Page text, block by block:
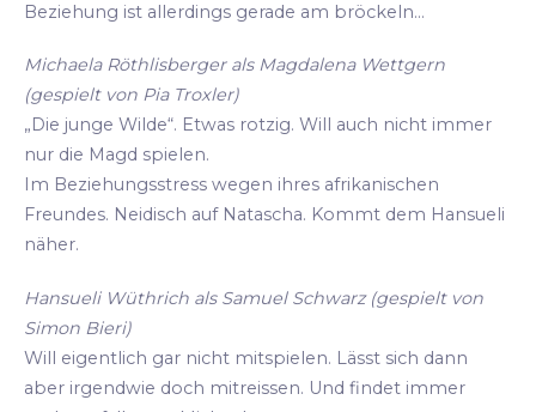
Beziehung ist allerdings gerade am bröckeln...
Michaela Röthlisberger als Magdalena Wettgern
(gespielt von Pia Troxler)
„Die junge Wilde“. Etwas rotzig. Will auch nicht immer
nur die Magd spielen.
Im Beziehungsstress wegen ihres afrikanischen
Freundes. Neidisch auf Natascha. Kommt dem Hansueli
näher.
Hansueli Wüthrich als Samuel Schwarz (gespielt von
Simon Bieri)
Will eigentlich gar nicht mitspielen. Lässt sich dann
aber irgendwie doch mitreissen. Und findet immer